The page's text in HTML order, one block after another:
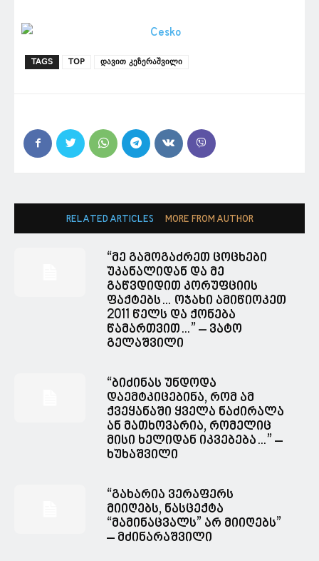
TAGS TOP დავით კეზერაშვილი
RELATED ARTICLES MORE FROM AUTHOR
“მე გამოგაძრეთ ცოცხები
უკანალიდან და მე
გაწვდიდით კორუფციის
ფაქტებს… ოჯახი ამიწიოკეთ
2011 წელს და ქონება
წამართვით…” – ვატო
გელაშვილი
“ბიძინას უნდოდა
დაემტკიცებინა, რომ ამ
ქვეყანაში ყველა ნაძირალა
ან მათხოვარია, რომელიც
მისი ხელიდან იკვებება…” –
ხუხაშვილი
“გახარია ვერაფერს
მიიღებს, ნასცექტა
“მამინაცვალს” არ მიიღებს”
– მძინარაშვილი